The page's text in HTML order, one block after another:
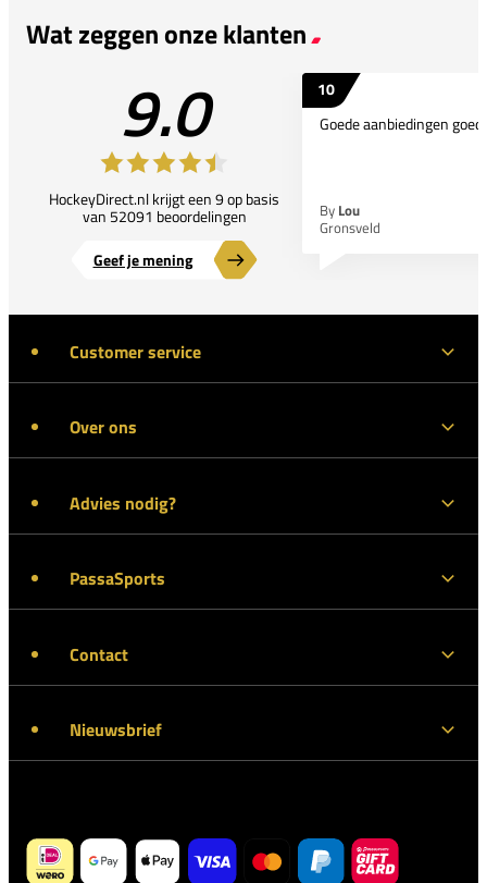
Wat zeggen onze klanten
9.0
HockeyDirect.nl krijgt een 9 op basis
van 52091 beoordelingen
Geef je mening
10
Goede aanbiedingen
By Lou
Gronsveld
Customer service
Over ons
Advies nodig?
PassaSports
Contact
Nieuwsbrief